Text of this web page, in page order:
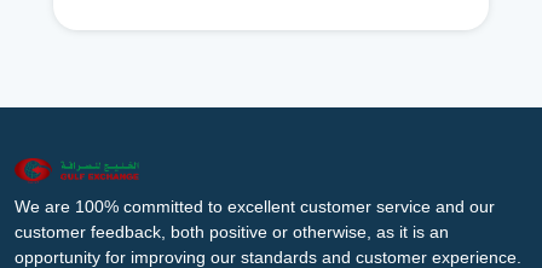
We are 100% committed to excellent customer service and our
customer feedback, both positive or otherwise, as it is an
opportunity for improving our standards and customer experience.